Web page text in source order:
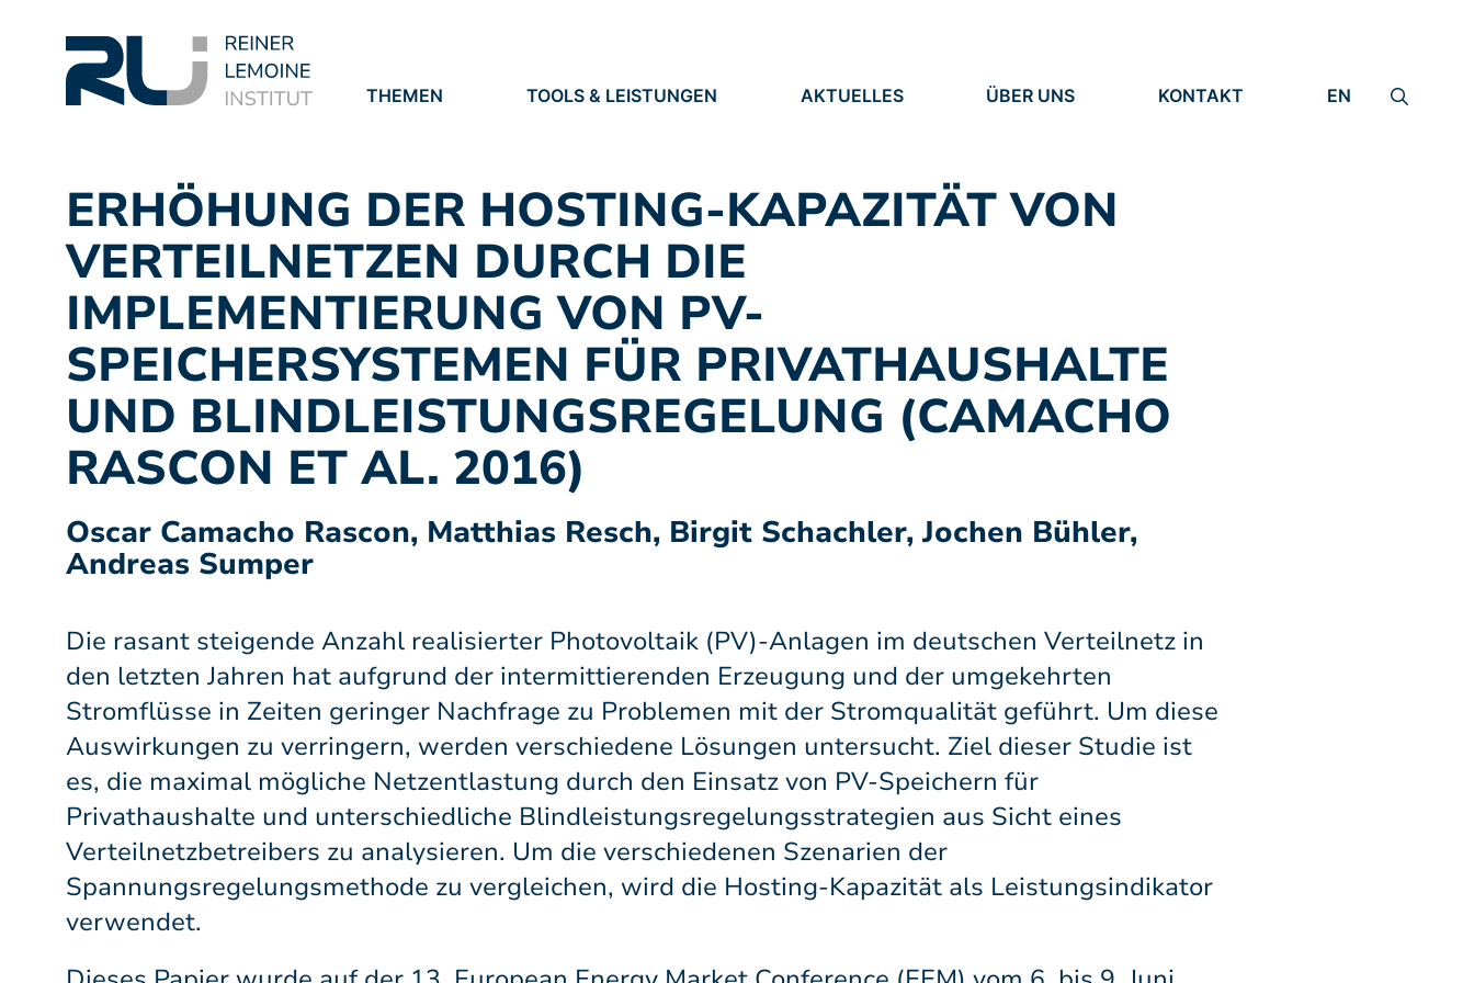
THEMEN TOOLS & LEISTUNGEN AKTUELLES
STELLEN
ÜBER UNS
MENSCHEN
KONTAKT EN
ERHÖHUNG DER HOSTING-KAPAZITÄT VON
VERTEILNETZEN DURCH DIE
IMPLEMENTIERUNG VON PV-
SPEICHERSYSTEMEN FÜR PRIVATHAUSHALTE
UND BLINDLEISTUNGSREGELUNG (CAMACHO
RASCON ET AL. 2016)
Oscar Camacho Rascon, Matthias Resch, Birgit Schachler, Jochen Bühler,
Andreas Sumper
Die rasant steigende Anzahl realisierter Photovoltaik (PV)-Anlagen im deutschen Verteilnetz in
den letzten Jahren hat aufgrund der intermittierenden Erzeugung und der umgekehrten
Stromflüsse in Zeiten geringer Nachfrage zu Problemen mit der Stromqualität geführt. Um diese
Auswirkungen zu verringern, werden verschiedene Lösungen untersucht. Ziel dieser Studie ist
es, die maximal mögliche Netzentlastung durch den Einsatz von PV-Speichern für
Privathaushalte und unterschiedliche Blindleistungsregelungsstrategien aus Sicht eines
Verteilnetzbetreibers zu analysieren. Um die verschiedenen Szenarien der
Spannungsregelungsmethode zu vergleichen, wird die Hosting-Kapazität als Leistungsindikator
verwendet.